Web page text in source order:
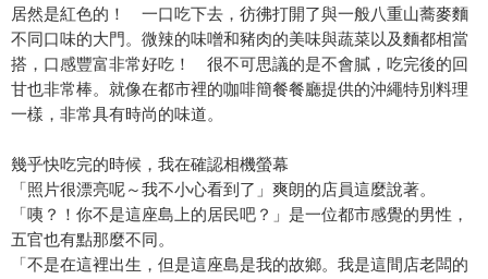
居然是紅色的！ 一口吃下去，彷彿打開了與一般八重山蕎麥麵
不同口味的大門。微辣的味噌和豬肉的美味與蔬菜以及麵都相當
搭，口感豐富非常好吃！ 很不可思議的是不會膩，吃完後的回
甘也非常棒。就像在都市裡的咖啡簡餐餐廳提供的沖繩特別料理
一樣，非常具有時尚的味道。
幾乎快吃完的時候，我在確認相機螢幕
「照片很漂亮呢～我不小心看到了」爽朗的店員這麼說著。
「咦？！你不是這座島上的居民吧？」是一位都市感覺的男性，
五官也有點那麼不同。
「不是在這裡出生，但是這座島是我的故鄉。我是這間店老闆的